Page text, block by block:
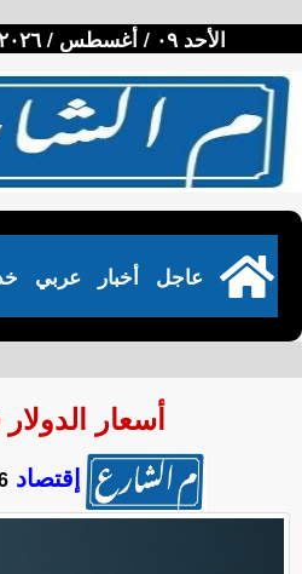
الأحد ٠٩ / أغسطس / ٢٠٢٦
عربي أخبار عاجل
أسعار الدولار
إقتصاد